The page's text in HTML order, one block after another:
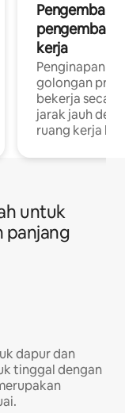
Pengembara
pengembara
kerja
Penginapan
golongan
bekerja
jarak jauh
ruang kerja
untuk
panjang
dapur dan
tinggal dengan